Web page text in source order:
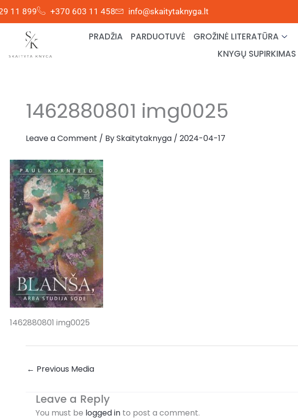
Skip
to
content
11 899 +370 603 11 458 info@skaitytaknyga.lt
PRADŽIA PARDUOTUVĖ GROŽINĖ LITERATŪRA
KNYGŲ SUPIRKIMAS
1462880801 img0025
Leave a Comment / BySkaitytaknyga / 2024-04-17
1462880801 img0025
← Previous Media
Leave a Reply
You must be logged in to post a comment.